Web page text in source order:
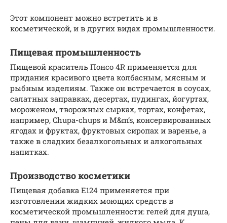
Этот компонент можно встретить и в
косметической, и в других видах промышленности.
Пищевая промышленность
Пищевой краситель Понсо 4R применяется для
придания красивого цвета колбасным, мясным и
рыбным изделиям. Также он встречается в соусах,
салатных заправках, десертах, пудингах, йогуртах,
мороженом, творожных сырках, тортах, конфетах,
например, Chupa-chups и M&m’s, консервированных
ягодах и фруктах, фруктовых сиропах и варенье, а
также в сладких безалкогольных и алкогольных
напитках.
Производство косметики
Пищевая добавка Е124 применяется при
изготовлении жидких моющих средств в
косметической промышленности: гелей для душа,